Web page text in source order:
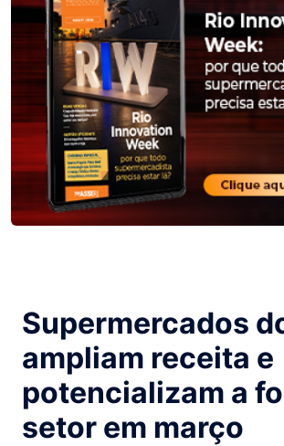
Supermercados
ampliam receita e
potencializam a
setor em março